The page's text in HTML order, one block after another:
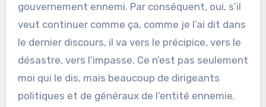
gouvernement ennemi. Par conséquent, oui, s’il
veut continuer comme ça, comme je l’ai dit dans
le dernier discours, il va vers le précipice, vers le
désastre, vers l’impasse. Ce n’est pas seulement
moi qui le dis, mais beaucoup de dirigeants
politiques et de généraux de l’entité ennemie.